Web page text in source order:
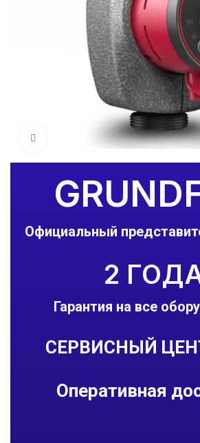
Официальный
2
Гарантия на все
СЕРВИСНЫЙ
Оперативная